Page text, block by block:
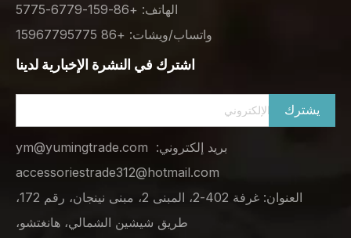
الهاتف: +86-159-6779-5775
واتساب/ويشات: +86 15967795775
اشترك في النشرة الإخبارية لدينا
يشترك
بريد إلكتروني: ym@yumingtrade.com
accessoriestrade312@hotmail.com
العنوان: غرفة 402-2، المبنى 2، مبنى نينجان، رقم 172،
طريق شيشين الشمالي، هانغتشو،